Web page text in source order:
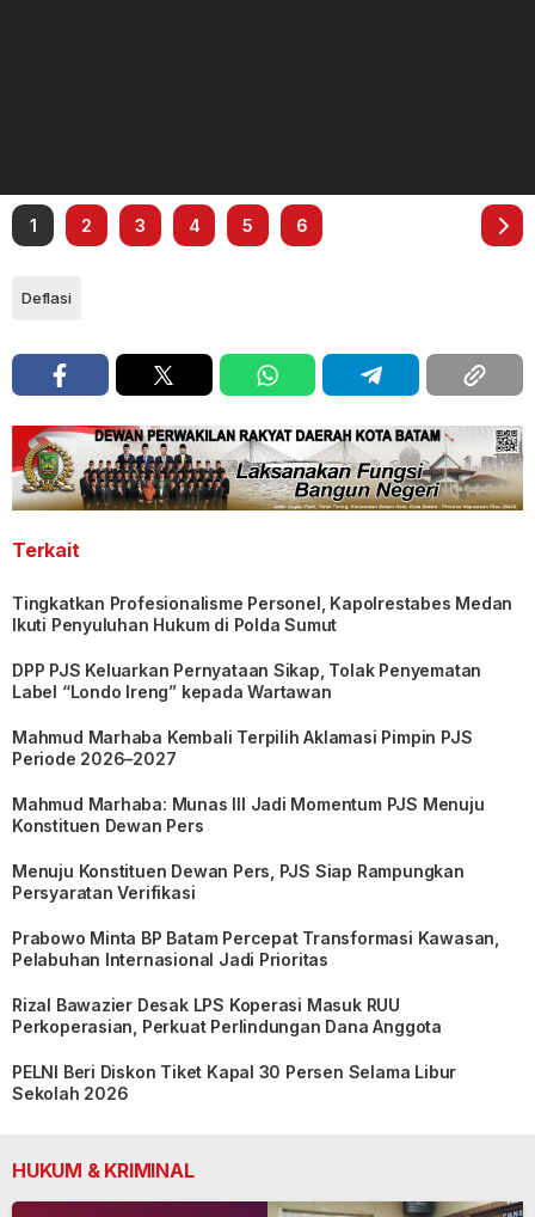
1 2 3 4 5 6
Deflasi
Terkait
Tingkatkan Profesionalisme Personel, Kapolrestabes Medan
Ikuti Penyuluhan Hukum di Polda Sumut
DPP PJS Keluarkan Pernyataan Sikap, Tolak Penyematan
Label “Londo Ireng” kepada Wartawan
Mahmud Marhaba Kembali Terpilih Aklamasi Pimpin PJS
Periode 2026–2027
Mahmud Marhaba: Munas III Jadi Momentum PJS Menuju
Konstituen Dewan Pers
Menuju Konstituen Dewan Pers, PJS Siap Rampungkan
Persyaratan Verifikasi
Prabowo Minta BP Batam Percepat Transformasi Kawasan,
Pelabuhan Internasional Jadi Prioritas
Rizal Bawazier Desak LPS Koperasi Masuk RUU
Perkoperasian, Perkuat Perlindungan Dana Anggota
PELNI Beri Diskon Tiket Kapal 30 Persen Selama Libur
Sekolah 2026
HUKUM & KRIMINAL